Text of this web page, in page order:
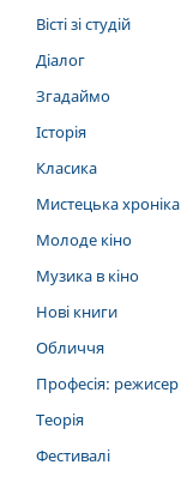
Вісті зі студій
Діалог
Згадаймо
Історія
Класика
Мистецька хроніка
Молоде кіно
Музика в кіно
Нові книги
Обличчя
Професія: режисер
Теорія
Фестивалі